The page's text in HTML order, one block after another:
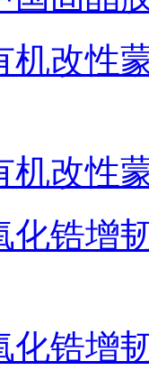
机改性
机改性
化锆增
化锆增